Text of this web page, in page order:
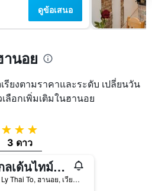
ดูข้อเสนอ
านอย
รียงตามราคาและระดับ เปลี่ยนวัน
อกเพิ่มเติมในฮานอย
3 ดาว
3 ดาว
โกลเด้นไทม์โฮสเทล
43 Ly Thai To, ฮานอย, เวียดนาม